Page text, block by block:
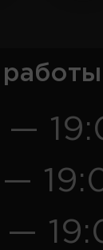
—
—
—